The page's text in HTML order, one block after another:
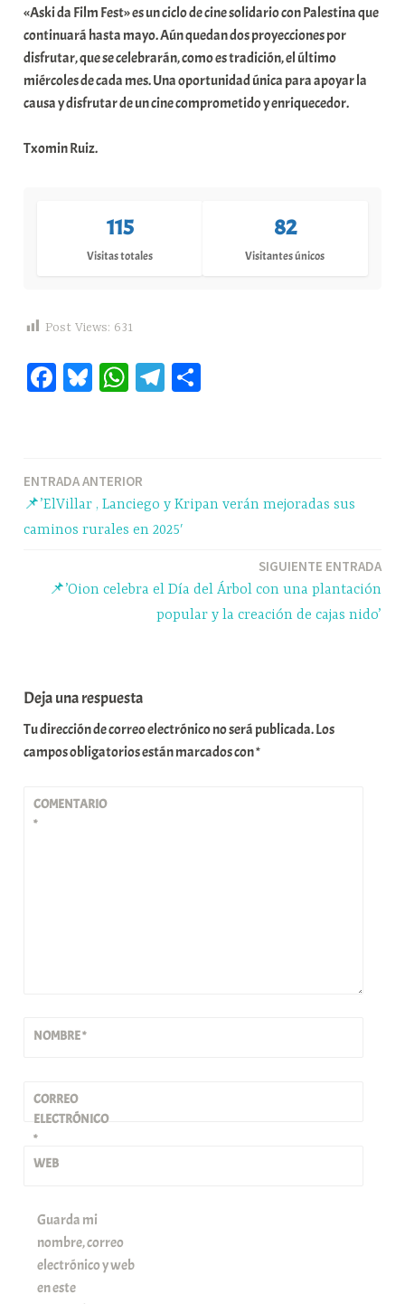
«Aski da Film Fest» es un ciclo de cine solidario con Palestina que
continuará hasta mayo. Aún quedan dos proyecciones por
disfrutar, que se celebrarán, como es tradición, el último
miércoles de cada mes. Una oportunidad única para apoyar la
causa y disfrutar de un cine comprometido y enriquecedor.
Txomin Ruiz.
115
Visitas totales
82
Visitantes únicos
Post Views: 631
Fa Bl W
pp
Te
m rti
Navegación
ENTRADA ANTERIOR
📌’ElVillar , Lanciego y Kripan verán mejoradas sus
caminos rurales en 2025′
SIGUIENTE ENTRADA
📌’Oion celebra el Día del Árbol con una plantación
popular y la creación de cajas nido’
Deja una respuesta
Tu dirección de correo electrónico no será publicada.Los
campos obligatorios están marcados con*
COMENTARIO
*
NOMBRE*
CORREO
ELECTRÓNICO
*
WEB
Guarda mi
nombre, correo
electrónico y web
en este